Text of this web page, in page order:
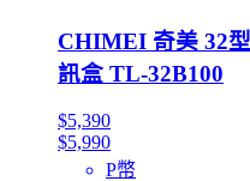
CHIMEI 奇美 32
訊盒 TL-32B100
$5,390
$5,990
P幣